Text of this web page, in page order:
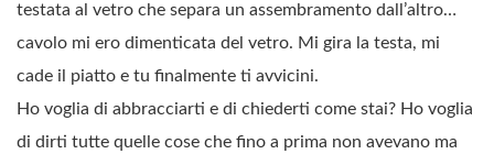
testata al vetro che separa un assembramento dall’altro…
cavolo mi ero dimenticata del vetro. Mi gira la testa, mi
cade il piatto e tu finalmente ti avvicini.
Ho voglia di abbracciarti e di chiederti come stai? Ho voglia
di dirti tutte quelle cose che fino a prima non avevano ma